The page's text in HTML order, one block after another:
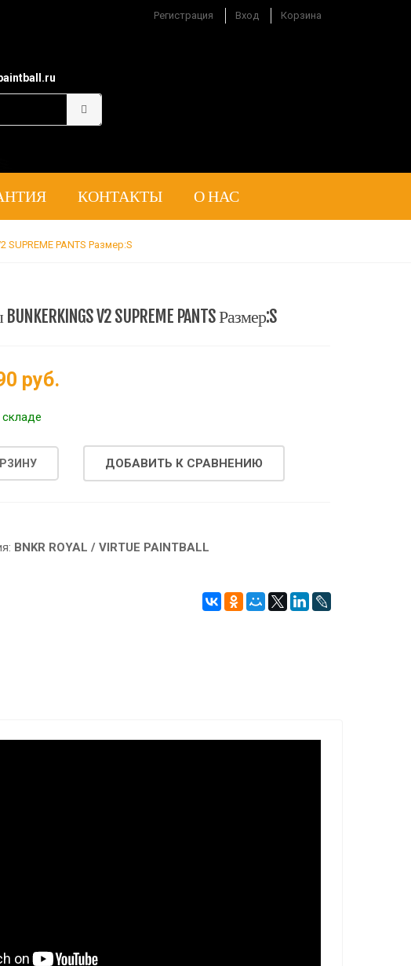
Регистрация Вход Корзина
КОНТАКТЫ О НАС
SUPREME PANTS Размер:S
V2 SUPREME PANTS Размер:S
руб.
складе
ДОБАВИТЬ К СРАВНЕНИЮ
BNKR ROYAL / VIRTUE PAINTBALL